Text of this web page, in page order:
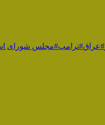
#عراق#ترامپ#مجلس شورای